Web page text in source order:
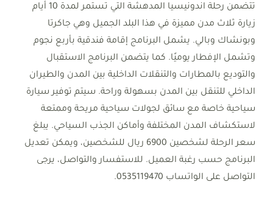
تتضمن رحلة اندونيسيا المدهشة التي تستمر لمدة 10 أيام
زيارة ثلاث مدن مميزة في هذا البلد الجميل وهي جاكرتا
وبونشاك وبالي. يشمل البرنامج إقامة فندقية بأربع نجوم
وتشمل الإفطار يوميًا. كما يتضمن البرنامج الاستقبال
والتوديع بالمطارات والتنقلات الداخلية بين المدن والطيران
الداخلي للتنقل بين المدن بسهولة وراحة. سيتم توفير سيارة
سياحية خاصة مع سائق لجولات سياحية مريحة وممتعة
لاستكشاف المدن المختلفة وأماكن الجذب السياحي. يبلغ
سعر الرحلة لشخصين 6900 ريال للشخصين، ويمكن تعديل
البرنامج حسب رغبة العميل. للاستفسار والتواصل، يرجى
التواصل على الواتساب 0535119470.